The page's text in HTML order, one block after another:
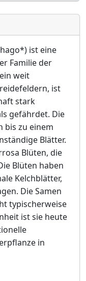
ist eine
Familie der
weit
ist
stark
gefährdet. Die
bis zu einem
Blätter.
Blüten, die
Blüten haben
Kelchblätter,
Die Samen
typischerweise
ist sie heute
in